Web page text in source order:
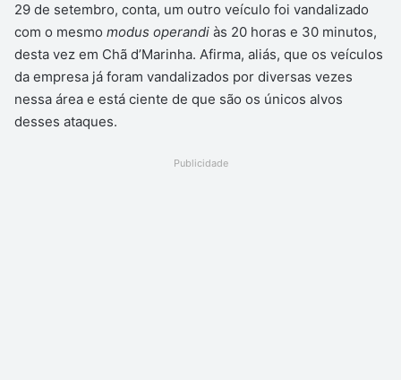
29 de setembro, conta, um outro veículo foi vandalizado
com o mesmo modus operandi às 20 horas e 30 minutos,
desta vez em Chã d’Marinha. Afirma, aliás, que os veículos
da empresa já foram vandalizados por diversas vezes
nessa área e está ciente de que são os únicos alvos
desses ataques.
Publicidade